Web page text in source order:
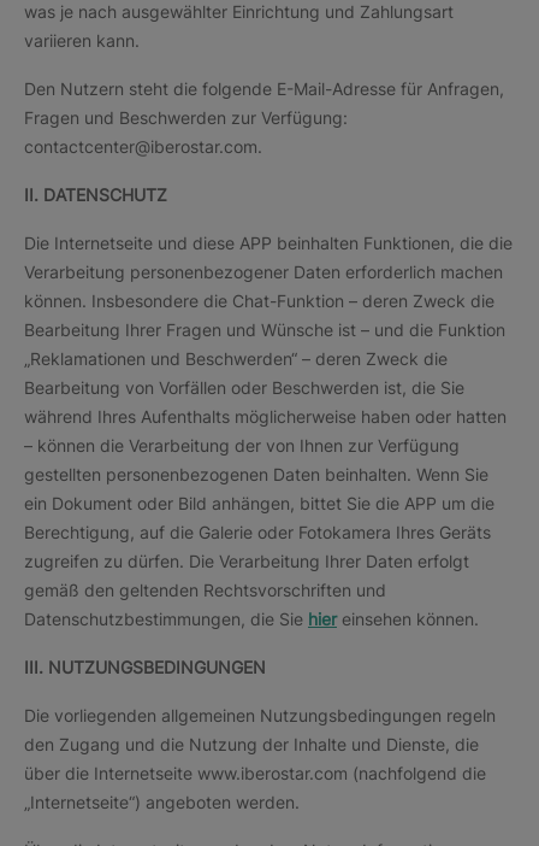
was je nach ausgewählter Einrichtung und Zahlungsart
variieren kann.
Den Nutzern steht die folgende E-Mail-Adresse für Anfragen,
Fragen und Beschwerden zur Verfügung:
contactcenter@iberostar.com.
II. DATENSCHUTZ
Die Internetseite und diese APP beinhalten Funktionen, die die
Verarbeitung personenbezogener Daten erforderlich machen
können. Insbesondere die Chat-Funktion – deren Zweck die
Bearbeitung Ihrer Fragen und Wünsche ist – und die Funktion
„Reklamationen und Beschwerden“ – deren Zweck die
Bearbeitung von Vorfällen oder Beschwerden ist, die Sie
während Ihres Aufenthalts möglicherweise haben oder hatten
– können die Verarbeitung der von Ihnen zur Verfügung
gestellten personenbezogenen Daten beinhalten. Wenn Sie
ein Dokument oder Bild anhängen, bittet Sie die APP um die
Berechtigung, auf die Galerie oder Fotokamera Ihres Geräts
zugreifen zu dürfen. Die Verarbeitung Ihrer Daten erfolgt
gemäß den geltenden Rechtsvorschriften und
Datenschutzbestimmungen, die Sie hiereinsehen können.
III. NUTZUNGSBEDINGUNGEN
Die vorliegenden allgemeinen Nutzungsbedingungen regeln
den Zugang und die Nutzung der Inhalte und Dienste, die
über die Internetseite www.iberostar.com (nachfolgend die
„Internetseite“) angeboten werden.